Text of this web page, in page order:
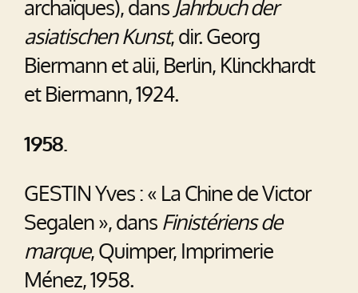
archaïques), dans Jahrbuch der
asiatischen Kunst, dir. Georg
Biermann et alii, Berlin, Klinckhardt
et Biermann, 1924.
1958.
GESTIN Yves : « La Chine de Victor
Segalen », dans Finistériens de
marque, Quimper, Imprimerie
Ménez, 1958.